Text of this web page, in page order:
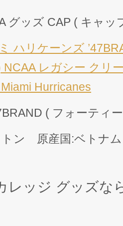
グッズ CAP ( キャッ
ハリケーンズ
NCAA レガシー クリ
Hurricanes
( フォーティ
トン 原産国:ベトナ
レッジ グッズな